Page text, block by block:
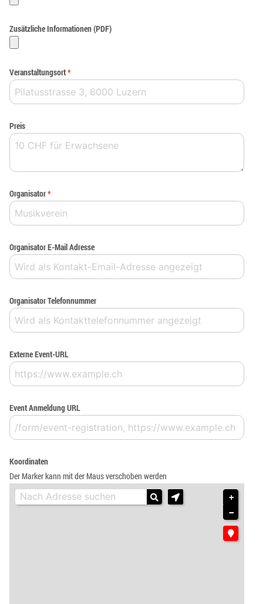
Zusätzliche Informationen (PDF)
Veranstaltungsort*
Preis
Organisator*
Organisator E-Mail Adresse
Organisator Telefonnummer
Externe Event-URL
Event Anmeldung URL
Koordinaten
Der Marker kann mit der Maus verschoben werden
+
−